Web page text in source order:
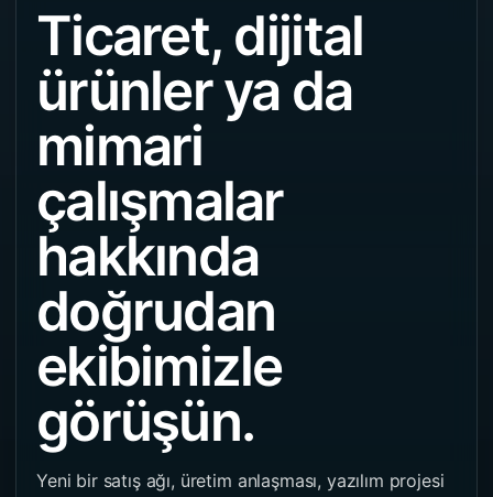
Ticaret, dijital
ürünler ya da
mimari
çalışmalar
hakkında
doğrudan
ekibimizle
görüşün.
Yeni bir satış ağı, üretim anlaşması, yazılım projesi